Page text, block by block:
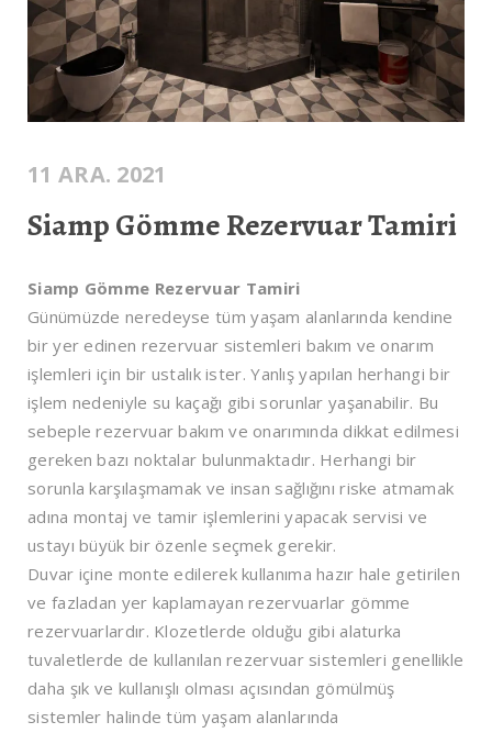
11 ARA. 2021
Siamp Gömme Rezervuar Tamiri
Siamp Gömme Rezervuar Tamiri
Günümüzde neredeyse tüm yaşam alanlarında kendine
bir yer edinen rezervuar sistemleri bakım ve onarım
işlemleri için bir ustalık ister. Yanlış yapılan herhangi bir
işlem nedeniyle su kaçağı gibi sorunlar yaşanabilir. Bu
sebeple rezervuar bakım ve onarımında dikkat edilmesi
gereken bazı noktalar bulunmaktadır. Herhangi bir
sorunla karşılaşmamak ve insan sağlığını riske atmamak
adına montaj ve tamir işlemlerini yapacak servisi ve
ustayı büyük bir özenle seçmek gerekir.
Duvar içine monte edilerek kullanıma hazır hale getirilen
ve fazladan yer kaplamayan rezervuarlar gömme
rezervuarlardır. Klozetlerde olduğu gibi alaturka
tuvaletlerde de kullanılan rezervuar sistemleri genellikle
daha şık ve kullanışlı olması açısından gömülmüş
sistemler halinde tüm yaşam alanlarında